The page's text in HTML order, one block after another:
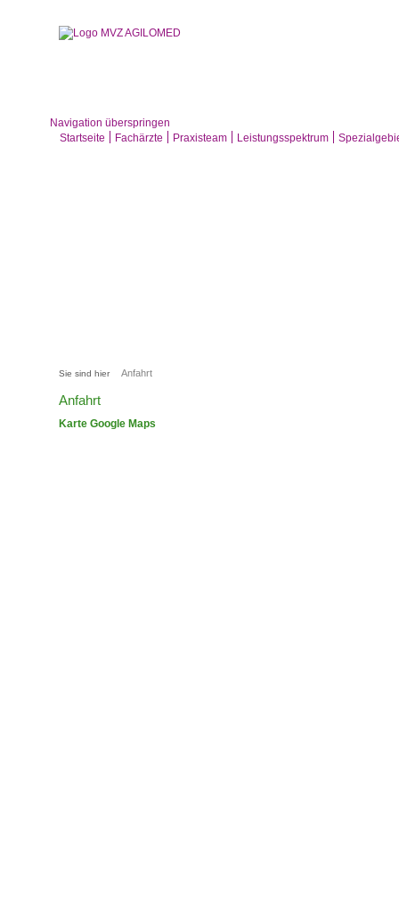
Navigation überspringen
Startseite
Fachärzte Praxisteam Leistungsspektrum
Sie sind hier Anfahrt
Anfahrt
Karte Google Maps